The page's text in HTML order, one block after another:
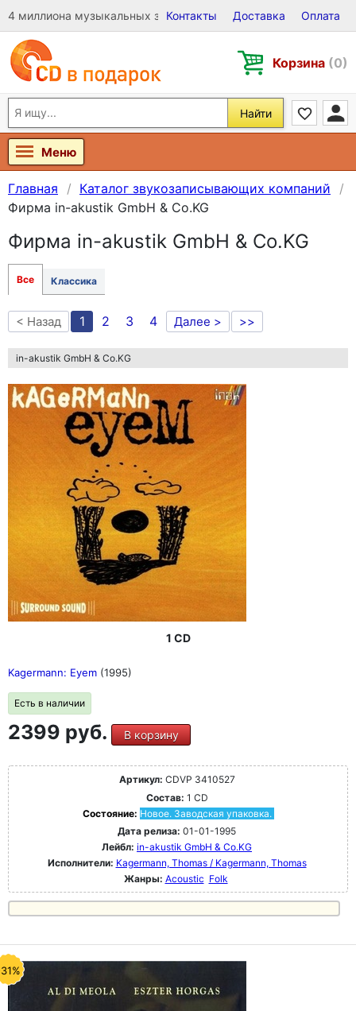
4 миллиона музыкальных записей на Виниле, CD и DVD
Контакты Доставка Оплата
Корзина (0)
Найти
Меню
Главная
Каталог звукозаписывающих компаний
Фирма in-akustik GmbH & Co.KG
Фирма in-akustik GmbH & Co.KG
Все Классика
< Назад 1 2 3 4 Далее > >>
in-akustik GmbH & Co.KG
1 CD
Kagermann: Eyem (1995)
Есть в наличии
2399 руб. В корзину
Артикул: CDVP 3410527
Состав: 1 CD
Состояние: Новое. Заводская упаковка.
Дата релиза: 01-01-1995
Лейбл: in-akustik GmbH & Co.KG
Исполнители: Kagermann, Thomas / Kagermann, Thomas
Жанры: Acoustic Folk